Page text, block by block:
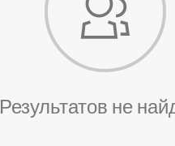
Результатов не